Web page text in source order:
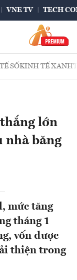
VNE TV TECH
SỐKINH TẾ XANH
lớn
nhà băng
mức tăng
tháng 1
vốn được
thiện trong